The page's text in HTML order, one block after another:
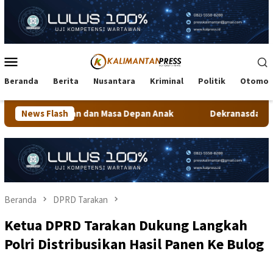
konten
Mobile
Beranda Berita Nusantara Kriminal Politik
News Flash
Depan Anak Dekranasda Tarakan Matangkan
Beranda DPRD Tarakan
Ketua DPRD Tarakan Dukung Langkah
Polri Distribusikan Hasil Panen Ke Bulog